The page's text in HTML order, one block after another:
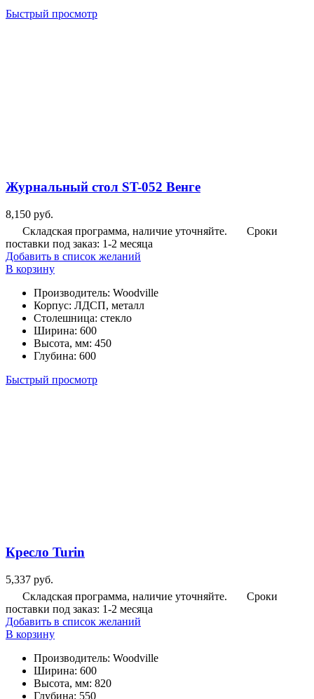
Быстрый просмотр
Журнальный стол ST-052 Венге
8,150 руб.
Складская программа, наличие уточняйте.
Сроки
поставки под заказ: 1-2 месяца
Добавить в список желаний
В корзину
Производитель: Woodville
Корпус: ЛДСП, металл
Столешница: стекло
Ширина: 600
Высота, мм: 450
Глубина: 600
Быстрый просмотр
Кресло Turin
5,337 руб.
Складская программа, наличие уточняйте.
Сроки
поставки под заказ: 1-2 месяца
Добавить в список желаний
В корзину
Производитель: Woodville
Ширина: 600
Высота, мм: 820
Глубина: 550